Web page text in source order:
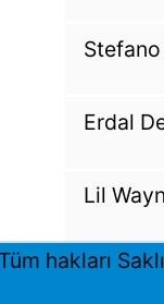
Stefano
Erdal
Lil
Tüm hakları